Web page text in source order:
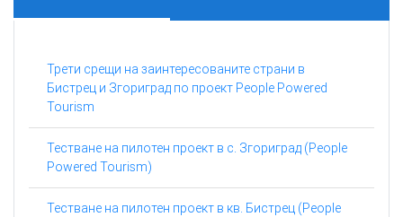
Трети срещи на заинтересованите страни в
Бистрец и Згориград по проект People Powered
Tourism
Тестване на пилотен проект в с. Згориград (People
Powered Tourism)
Тестване на пилотен проект в кв. Бистрец (People